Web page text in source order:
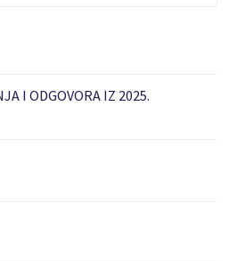
I ODGOVORA IZ 2025.